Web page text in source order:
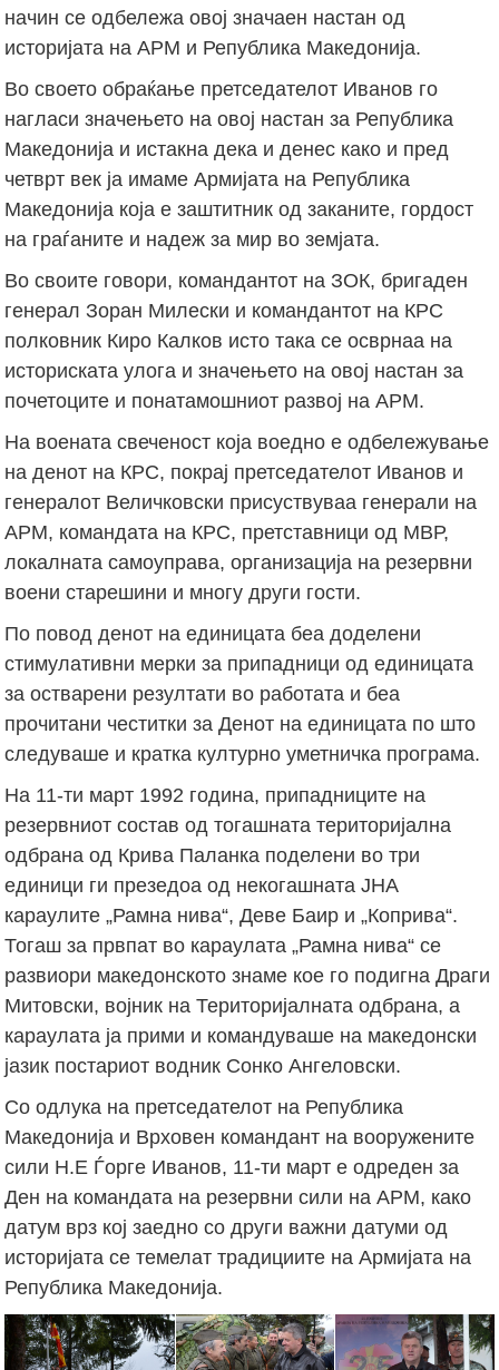
начин се одбележа овој значаен настан од
историјата на АРМ и Република Македонија.
Во своето обраќање претседателот Иванов го
нагласи значењето на овој настан за Република
Македонија и истакна дека и денес како и пред
четврт век ја имаме Армијата на Република
Македонија која е заштитник од заканите, гордост
на граѓаните и надеж за мир во земјата.
Во своите говори, командантот на ЗОК, бригаден
генерал Зоран Милески и командантот на КРС
полковник Киро Калков исто така се осврнаа на
историската улога и значењето на овој настан за
почетоците и понатамошниот развој на АРМ.
На воената свеченост која воедно е одбележување
на денот на КРС, покрај претседателот Иванов и
генералот Величковски присуствуваа генерали на
АРМ, командата на КРС, претставници од МВР,
локалната самоуправа, организација на резервни
воени старешини и многу други гости.
По повод денот на единицата беа доделени
стимулативни мерки за припадници од единицата
за остварени резултати во работата и беа
прочитани честитки за Денот на единицата по што
следуваше и кратка културно уметничка програма.
На 11-ти март 1992 година, припадниците на
резервниот состав од тогашната територијална
одбрана од Крива Паланка поделени во три
единици ги презедоа од некогашната ЈНА
караулите „Рамна нива“, Деве Баир и „Коприва“.
Тогаш за првпат во караулата „Рамна нива“ се
развиори македонското знаме кое го подигна Драги
Митовски, војник на Територијалната одбрана, а
караулата ја прими и командуваше на македонски
јазик постариот водник Сонко Ангеловски.
Со одлука на претседателот на Република
Македонија и Врховен командант на вооружените
сили Н.Е Ѓорге Иванов, 11-ти март е одреден за
Ден на командата на резервни сили на АРМ, како
датум врз кој заедно со други важни датуми од
историјата се темелат традициите на Армијата на
Република Македонија.